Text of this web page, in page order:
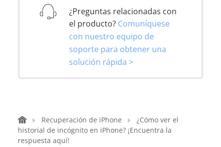
¿Preguntas relacionadas con
el producto? Comuníquese
con nuestro equipo de
soporte para obtener una
solución rápida >
Recuperación de iPhone
¿Cómo ver el
historial de incógnito en iPhone? ¡Encuentra la
respuesta aquí!